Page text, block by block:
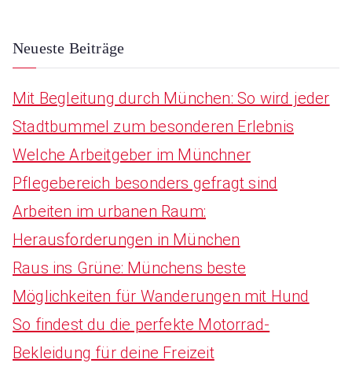
Neueste Beiträge
Mit Begleitung durch München: So wird jeder
Stadtbummel zum besonderen Erlebnis
Welche Arbeitgeber im Münchner
Pflegebereich besonders gefragt sind
Arbeiten im urbanen Raum:
Herausforderungen in München
Raus ins Grüne: Münchens beste
Möglichkeiten für Wanderungen mit Hund
So findest du die perfekte Motorrad-
Bekleidung für deine Freizeit